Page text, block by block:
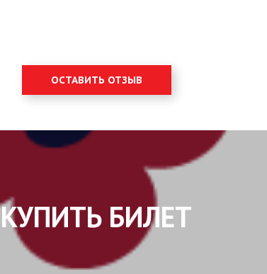
ОСТАВИТЬ ОТЗЫВ
КУПИТЬ БИЛЕТ